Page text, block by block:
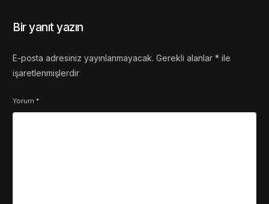
Bir yanıt yazın
E-posta adresiniz yayınlanmayacak. Gerekli alanlar* ile
işaretlenmişlerdir
Yorum*